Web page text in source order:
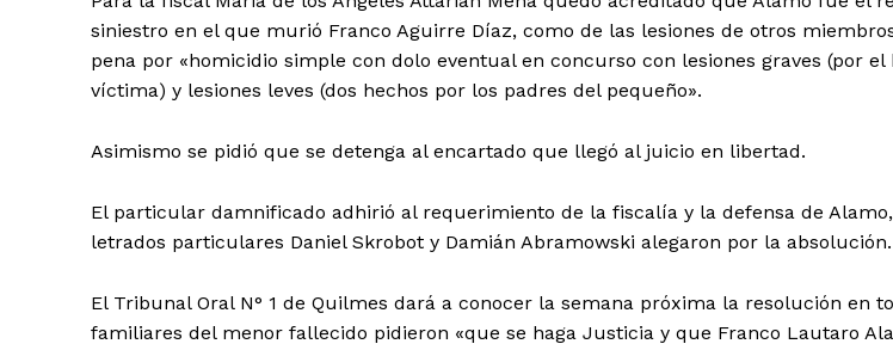
siniestro en el que murió Franco Aguirre Díaz, como de las lesiones de otros
pena por «homicidio simple con dolo eventual en concurso con lesiones graves (por
víctima) y lesiones leves (dos hechos por los padres del pequeño».
Asimismo se pidió que se detenga al encartado que llegó al juicio en libertad.
El particular damnificado adhirió al requerimiento de la fiscalía y la defensa de
letrados particulares Daniel Skrobot y Damián Abramowski alegaron por la absolución.
El Tribunal Oral N° 1 de Quilmes dará a conocer la semana próxima la resolución en
familiares del menor fallecido pidieron «que se haga Justicia y que Franco Lautaro